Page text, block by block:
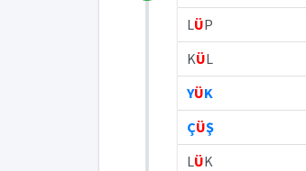
LÜP
KÜL
YÜK
ÇÜŞ
LÜK